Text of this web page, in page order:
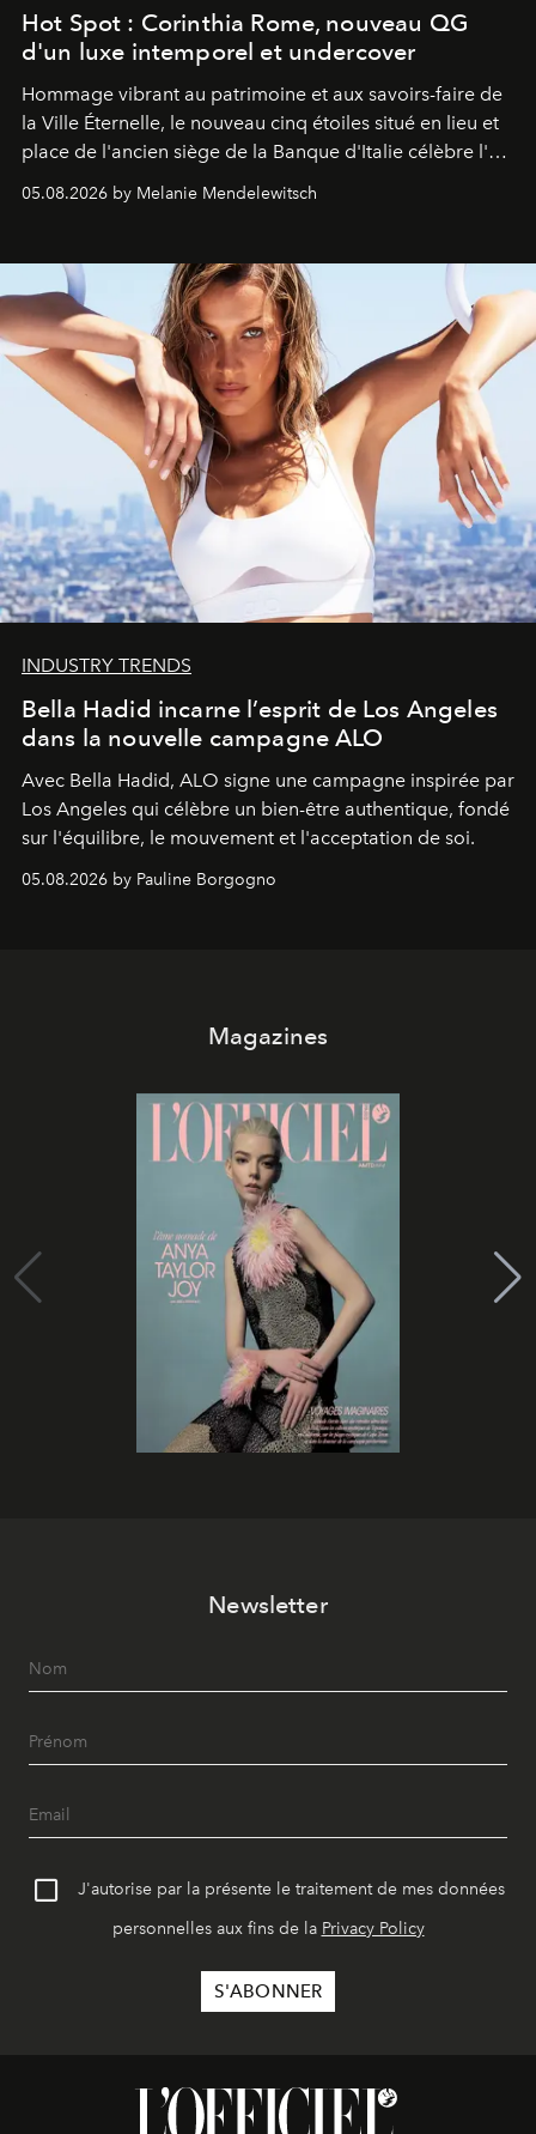
Hot Spot : Corinthia Rome, nouveau QG
d'un luxe intemporel et undercover
Hommage vibrant au patrimoine et aux savoirs-faire de
la Ville Éternelle, le nouveau cinq étoiles situé en lieu et
place de l'ancien siège de la Banque d'Italie célèbre l'art
de vivre Romain dans toute son élégance intemporelle.
05.08.2026 by Melanie Mendelewitsch
INDUSTRY TRENDS
Bella Hadid incarne l’esprit de Los Angeles
dans la nouvelle campagne ALO
Avec Bella Hadid, ALO signe une campagne inspirée par
Los Angeles qui célèbre un bien-être authentique, fondé
sur l'équilibre, le mouvement et l'acceptation de soi.
05.08.2026 by Pauline Borgogno
Magazines
Newsletter
J'autorise par la présente le traitement de mes données
personnelles aux fins de la Privacy Policy